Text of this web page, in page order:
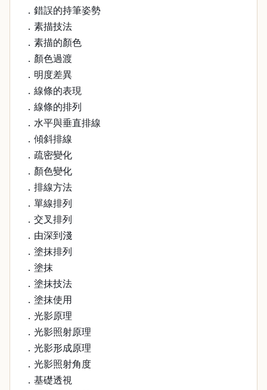
．錯誤的持筆姿勢
．素描技法
．素描的顏色
．顏色過渡
．明度差異
．線條的表現
．線條的排列
．水平與垂直排線
．傾斜排線
．疏密變化
．顏色變化
．排線方法
．單線排列
．交叉排列
．由深到淺
．塗抹排列
．塗抹
．塗抹技法
．塗抹使用
．光影原理
．光影照射原理
．光影形成原理
．光影照射角度
．基礎透視